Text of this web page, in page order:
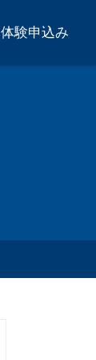
体験申込み